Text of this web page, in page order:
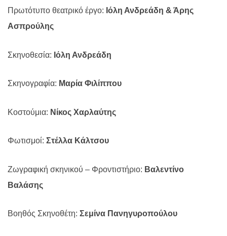
Πρωτότυπο θεατρικό έργο: Ιόλη Ανδρεάδη & Άρης
Ασπρούλης
Σκηνοθεσία: Ιόλη Ανδρεάδη
Σκηνογραφία: Μαρία Φιλίππου
Κοστούμια: Νίκος Χαρλαύτης
Φωτισμοί: Στέλλα Κάλτσου
Ζωγραφική σκηνικού – Φροντιστήριο: Βαλεντίνο
Βαλάσης
Βοηθός Σκηνοθέτη: Σεμίνα Πανηγυροπούλου